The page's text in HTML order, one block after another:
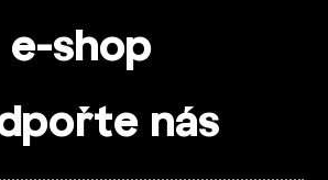
e-shop
nás